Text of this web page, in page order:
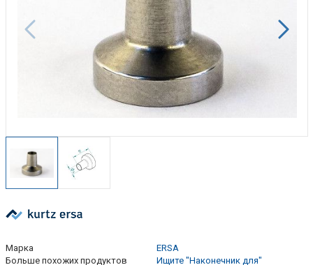
Марка
ERSA
Больше похожих продуктов
Ищите "Наконечник для"